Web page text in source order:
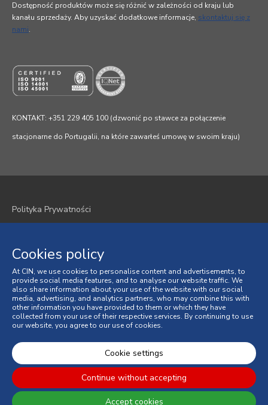
Dostępność produktów może się różnić w zależności od kraju lub
kanału sprzedaży. Aby uzyskać dodatkowe informacje, skontaktuj się z
nami.
KONTAKT: +351 229 405 100 (dzwonić po stawce za połączenie
stacjonarne do Portugalii, na które zawarłeś umowę w swoim kraju)
Polityka Prywatności
Regulamin
Ogólne Warunki Sprzedaży
Spory Konsumenckie
Księga Skarg online
© 2026 CIN, S.A.
Cookies policy
At CIN, we use cookies to personalise content and advertisements, to
provide social media features, and to analyse our website traffic. We
also share information about your use of the website with our social
media, advertising, and analytics partners, who may combine this with
other information you have provided to them or which they have
collected from your use of their respective services. By continuing to use
our website, you agree to our use of cookies.
Cookie settings
Continue without accepting
Accept cookies